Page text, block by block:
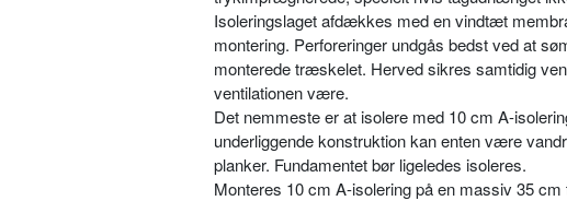
Isoleringslaget afdækkes med en vindtæt
montering. Perforeringer undgås bedst ved at
monterede træskelet. Herved sikres samtidig
ventilationen være.
Det nemmeste er at isolere med 10 cm A-
underliggende konstruktion kan enten være
planker. Fundamentet bør ligeledes isoleres.
Monteres 10 cm A-isolering på en massiv 35